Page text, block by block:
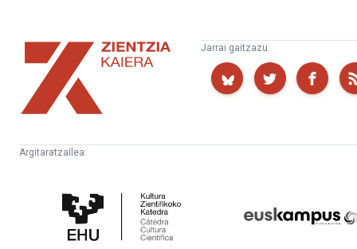
Zientzia
Kaiera
Jarrai gaitzazu:
Argitaratzailea:
Zientifikoko
Katedra